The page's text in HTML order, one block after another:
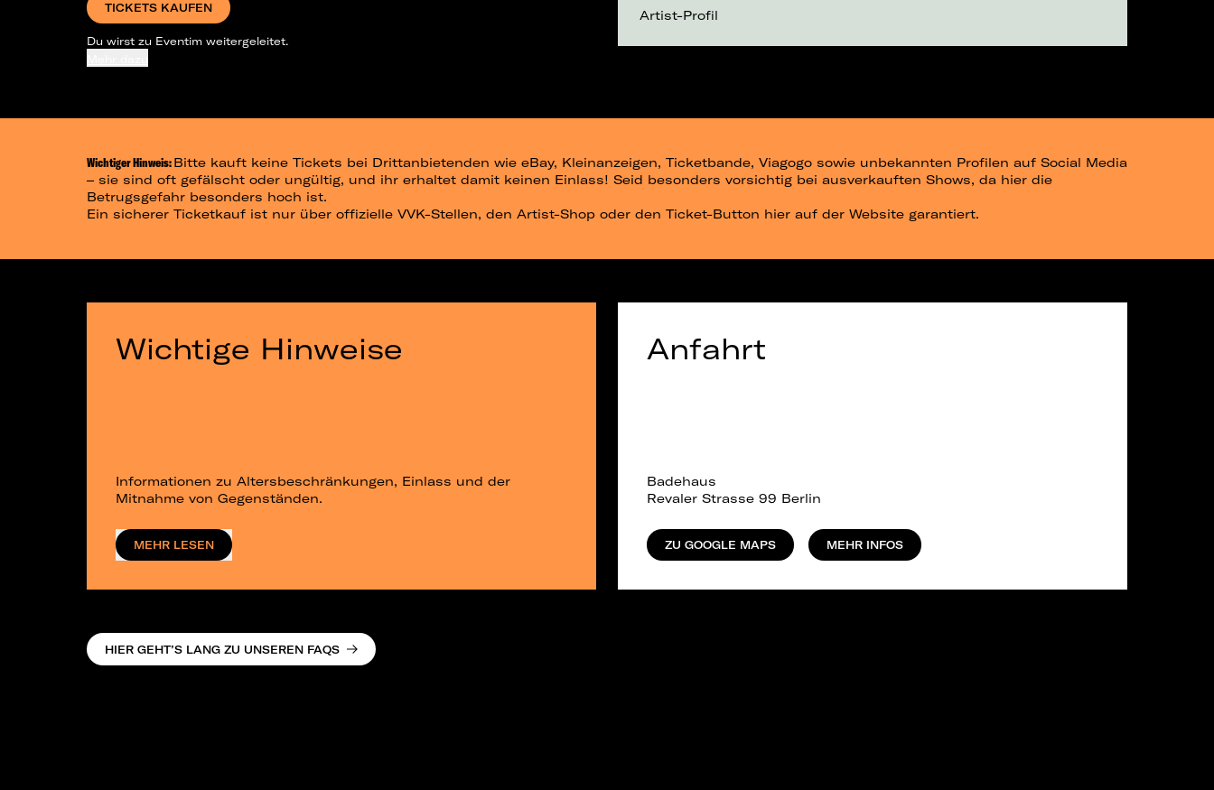
TICKETS KAUFEN
Du wirst zu Eventim weitergeleitet.
Artist-Profil
Wichtiger Hinweis:Bitte kauft keine Tickets bei Drittanbietenden wie eBay, Kleinanzeigen, Ticketbande, Viagogo sowie unbekannten Profilen auf Social Media
– sie sind oft gefälscht oder ungültig, und ihr erhaltet damit keinen Einlass! Seid besonders vorsichtig bei ausverkauften Shows, da hier die
Betrugsgefahr besonders hoch ist.
Ein sicherer Ticketkauf ist nur über offizielle VVK-Stellen, den Artist-Shop oder den Ticket-Button hier auf der Website garantiert.
Wichtige Hinweise
Informationen zu Altersbeschränkungen, Einlass und der
Mitnahme von Gegenständen.
MEHR LESEN
Anfahrt
Badehaus
Revaler Strasse 99 Berlin
ZU GOOGLE MAPS MEHR INFOS
HIER GEHT’S LANG ZU UNSEREN FAQS